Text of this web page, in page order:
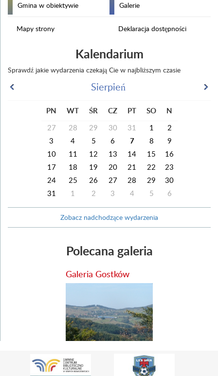
Gmina w obiektywie Galerie
Mapy strony Deklaracja dostępności
Kalendarium
Sprawdź jakie wydarzenia czekają Cie w najbliższym czasie
Sierpień
PN WT ŚR CZ PT SO N
27 28 29 30 31 1
2
3
4 5 6 7 8
9
10
11 12 13 14 15
16
17
18 19 20 21 22
23
24
25 26 27 28 29
30
31
1 2 3 4 5 6
Zobacz nadchodzące wydarzenia
Polecana galeria
Galeria Gostków